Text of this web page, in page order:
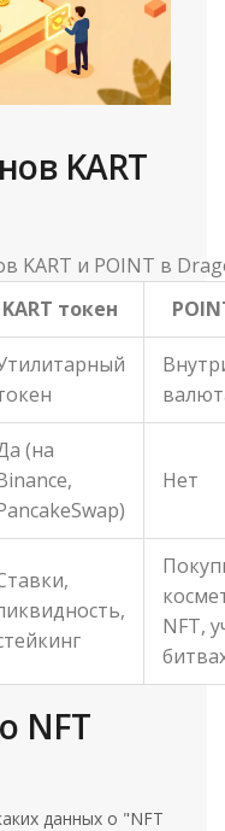
KART
KART и POINT в
KART токен
(на
Нет
NFT,
NFT
данных о "NFT